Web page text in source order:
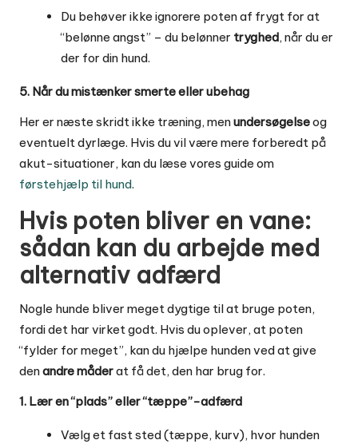
Du behøver ikke ignorere poten af frygt for at
“belønne angst” – du belønner tryghed, når du er
der for din hund.
5. Når du mistænker smerte eller ubehag
Her er næste skridt ikke træning, menundersøgelseog
eventuelt dyrlæge. Hvis du vil være mere forberedt på
akut-situationer, kan du læse vores guide om
førstehjælp til hund.
Hvis poten bliver en vane:
sådan kan du arbejde med
alternativ adfærd
Nogle hunde bliver meget dygtige til at bruge poten,
fordi det har virket godt. Hvis du oplever, at poten
“fylder for meget”, kan du hjælpe hunden ved at give
denandre måderat få det, den har brug for.
1. Lær en “plads” eller “tæppe”-adfærd
Vælg et fast sted (tæppe, kurv), hvor hunden